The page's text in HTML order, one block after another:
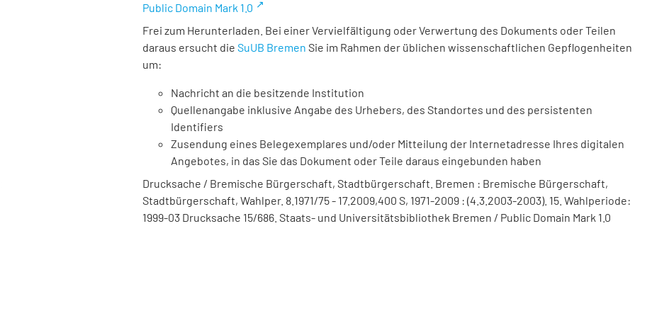
Public Domain Mark 1.0
Frei zum Herunterladen. Bei einer Vervielfältigung oder Verwertung des Dokuments oder Teilen
daraus ersucht die SuUB Bremen Sie im Rahmen der üblichen wissenschaftlichen Gepflogenheiten
um:
Nachricht an die besitzende Institution
Quellenangabe inklusive Angabe des Urhebers, des Standortes und des persistenten
Identifiers
Zusendung eines Belegexemplares und/oder Mitteilung der Internetadresse Ihres digitalen
Angebotes, in das Sie das Dokument oder Teile daraus eingebunden haben
Drucksache / Bremische Bürgerschaft, Stadtbürgerschaft. Bremen : Bremische Bürgerschaft,
Stadtbürgerschaft, Wahlper. 8.1971/75 - 17.2009,400 S, 1971-2009 : (4.3.2003-2003). 15. Wahlperiode:
1999-03 Drucksache 15/686. Staats- und Universitätsbibliothek Bremen / Public Domain Mark 1.0